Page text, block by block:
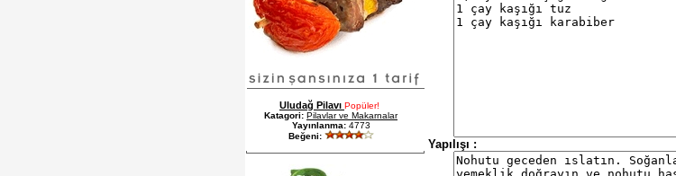
Uludağ Pilavı Popüler!
Katagori: Pilavlar ve Makarnalar
Yayınlanma: 4773
Beğeni:
Yapılışı :